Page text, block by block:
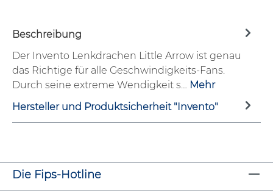
Beschreibung
Der Invento Lenkdrachen Little Arrow ist genau
das Richtige für alle Geschwindigkeits-Fans.
Durch seine extreme Wendigkeit s… Mehr
Hersteller und Produktsicherheit "Invento"
Die Fips-Hotline